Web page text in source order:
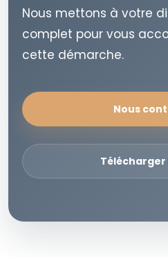
Nous mettons à votre
complet pour vous
cette démarche.
Nous
Télécharger